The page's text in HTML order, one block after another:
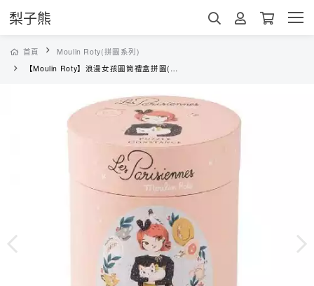
梨子熊
首頁
Moulin Roty(拼圖系列)
【Moulin Roty】浪漫女孩圓筒禮盒拼圖(65片)